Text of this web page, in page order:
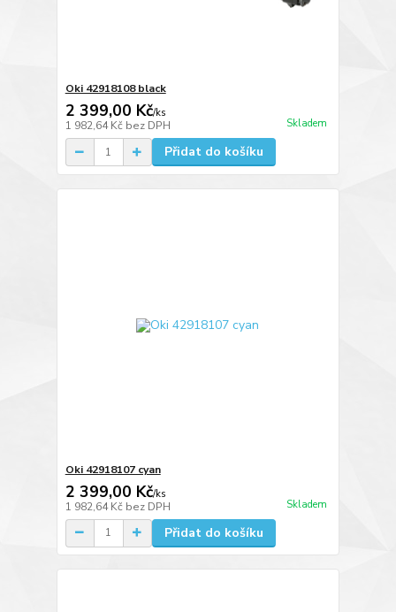
Oki 42918108 black
2 399,00 Kč/ks
1 982,64 Kč bez DPH Skladem
Přidat do košíku
Oki 42918107 cyan
2 399,00 Kč/ks
1 982,64 Kč bez DPH Skladem
Přidat do košíku